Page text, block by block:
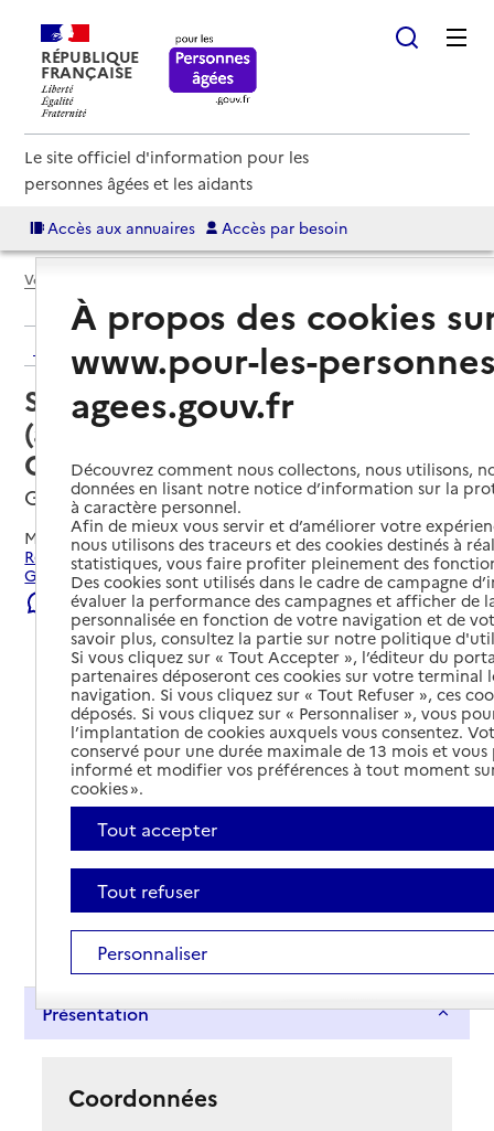
RÉPUBLIQUE
FRANÇAISE
Le site officiel d'information pour les
personnes âgées et les aidants
Accès aux annuaires Accès par besoin
Voir le fil d’Ariane
Retour aux résultats de l'annuaire
Service autonomie à domicile
(aide) – O2 GRENOBLE NORD ET
O2 KID GRENOB
Grenoble, ISERE
Mis à jour le22/07/2026
Rechercher les établissements et services autour de
Grenoble.
Signaler une erreur
Tout déplier
Présentation
Coordonnées
À propos des cookies
www.pour-les-
agees.gouv.fr
Découvrez comment nous collectons, nous utilisons,
données en lisant notre notice d’information sur la
à caractère personnel.
Afin de mieux vous servir et d’améliorer votre
nous utilisons des traceurs et des cookies destinés à
statistiques, vous faire profiter pleinement des
Des cookies sont utilisés dans le cadre de campagne
évaluer la performance des campagnes et afficher de
personnalisée en fonction de votre navigation et de
savoir plus, consultez la partie sur notre politique
Si vous cliquez sur « Tout Accepter », l’éditeur du
partenaires déposeront ces cookies sur votre terminal
navigation. Si vous cliquez sur « Tout Refuser », ces
déposés. Si vous cliquez sur « Personnaliser », vous
l’implantation de cookies auxquels vous consentez.
conservé pour une durée maximale de 13 mois et
informé et modifier vos préférences à tout moment
cookies ».
Tout accepter
Tout refuser
Personnaliser